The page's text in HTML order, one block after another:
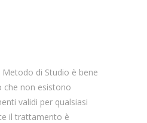
di Studio è bene
che non esistono
validi per qualsiasi
il trattamento è